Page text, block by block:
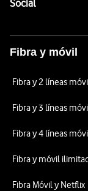
SocialEnlaces a
Fibra y móvil
Fibra y 2 líneas
Fibra y 3 líneas
Fibra y 4 líneas
Fibra y móvil
Fibra Móvil y Netflix